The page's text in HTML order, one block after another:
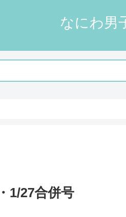
なにわ男
1/27合併号